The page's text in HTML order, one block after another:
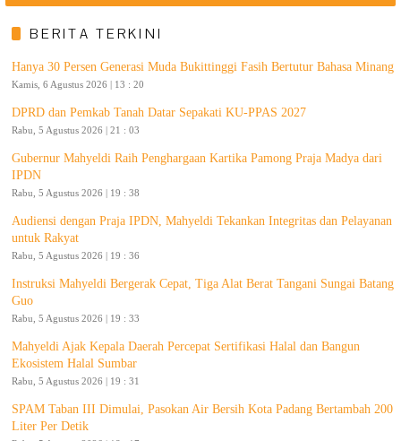
BERITA TERKINI
Hanya 30 Persen Generasi Muda Bukittinggi Fasih Bertutur Bahasa Minang
Kamis, 6 Agustus 2026 | 13 : 20
DPRD dan Pemkab Tanah Datar Sepakati KU-PPAS 2027
Rabu, 5 Agustus 2026 | 21 : 03
Gubernur Mahyeldi Raih Penghargaan Kartika Pamong Praja Madya dari
IPDN
Rabu, 5 Agustus 2026 | 19 : 38
Audiensi dengan Praja IPDN, Mahyeldi Tekankan Integritas dan Pelayanan
untuk Rakyat
Rabu, 5 Agustus 2026 | 19 : 36
Instruksi Mahyeldi Bergerak Cepat, Tiga Alat Berat Tangani Sungai Batang
Guo
Rabu, 5 Agustus 2026 | 19 : 33
Mahyeldi Ajak Kepala Daerah Percepat Sertifikasi Halal dan Bangun
Ekosistem Halal Sumbar
Rabu, 5 Agustus 2026 | 19 : 31
SPAM Taban III Dimulai, Pasokan Air Bersih Kota Padang Bertambah 200
Liter Per Detik